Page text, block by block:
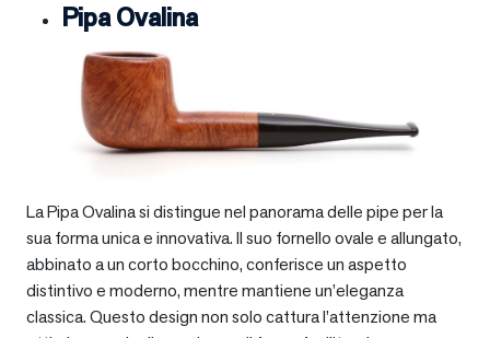
Pipa Ovalina
La Pipa Ovalina si distingue nel panorama delle pipe per la
sua forma unica e innovativa. Il suo fornello ovale e allungato,
abbinato a un corto bocchino, conferisce un aspetto
distintivo e moderno, mentre mantiene un’eleganza
classica. Questo design non solo cattura l’attenzione ma